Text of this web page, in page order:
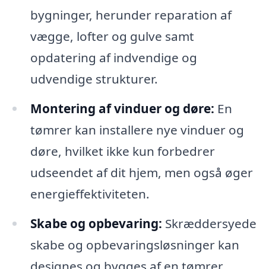
bygninger, herunder reparation af
vægge, lofter og gulve samt
opdatering af indvendige og
udvendige strukturer.
Montering af vinduer og døre: En
tømrer kan installere nye vinduer og
døre, hvilket ikke kun forbedrer
udseendet af dit hjem, men også øger
energieffektiviteten.
Skabe og opbevaring: Skræddersyede
skabe og opbevaringsløsninger kan